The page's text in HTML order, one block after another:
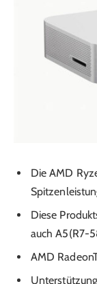
Die AMD
Diese
auch A5(R7-
AMD